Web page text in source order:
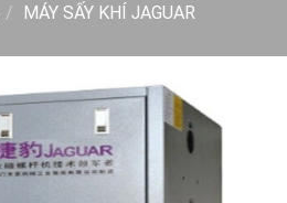
MÁY SẤY KHÍ JAGUAR